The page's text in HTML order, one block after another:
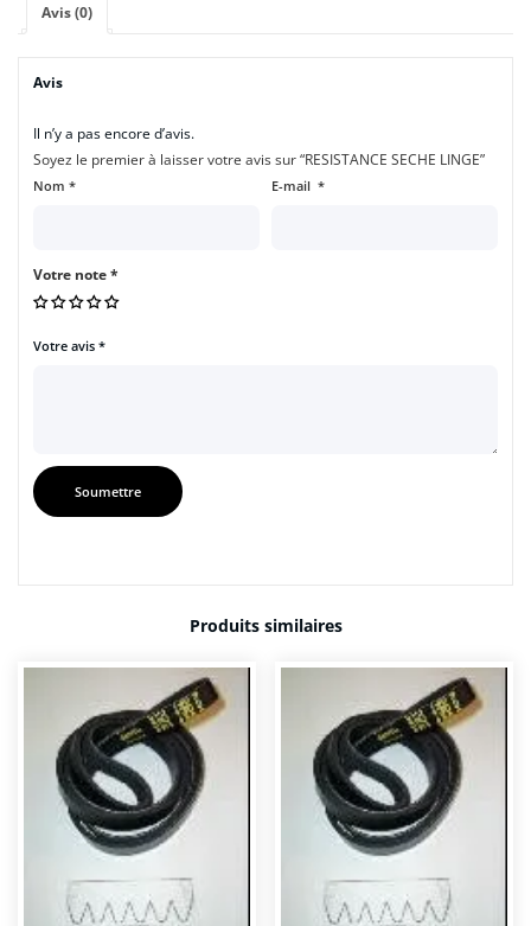
Avis (0)
Avis
Il n’y a pas encore d’avis.
Soyez le premier à laisser votre avis sur “RESISTANCE SECHE LINGE”
Nom * E-mail *
Votre note*
Votre avis *
Produits similaires